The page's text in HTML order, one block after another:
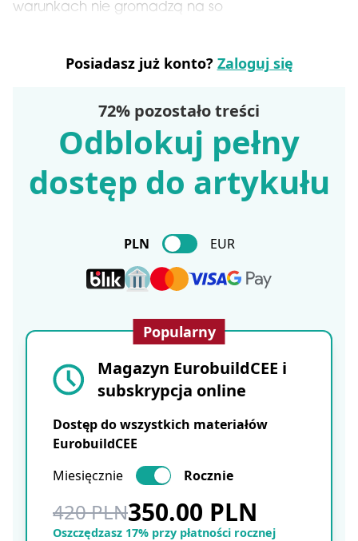
warunkach nie gromadzą na so
Posiadasz już konto? Zaloguj się
72% pozostało treści
Odblokuj pełny
dostęp do artykułu
PLN EUR
Popularny
Magazyn EurobuildCEE i
subskrypcja online
Dostęp do wszystkich materiałów
EurobuildCEE
Miesięcznie
Rocznie
420 PLN350.00 PLN
Oszczędzasz 17% przy płatności rocznej